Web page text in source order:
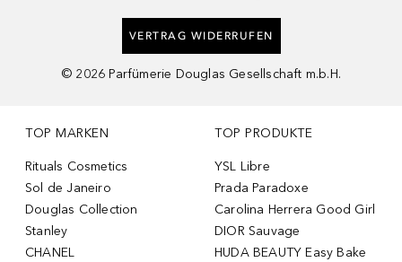
VERTRAG WIDERRUFEN
© 2026 Parfümerie Douglas Gesellschaft m.b.H.
TOP MARKEN
Rituals Cosmetics
Sol de Janeiro
Douglas Collection
Stanley
CHANEL
TOP PRODUKTE
YSL Libre
Prada Paradoxe
Carolina Herrera Good Girl
DIOR Sauvage
HUDA BEAUTY Easy Bake